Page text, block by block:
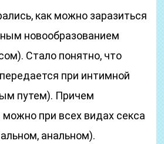
как можно заразиться
новообразованием
Стало понятно, что
при интимной
путем). Причем
при всех видах секса
анальном).